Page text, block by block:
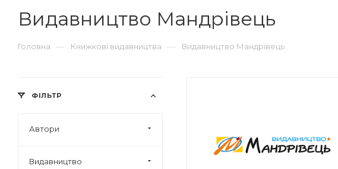
Видавництво Мандрівець
Головна — Книжкові видавництва — Видавництво Мандрівець
ФІЛЬТР
Автори
Видавництво